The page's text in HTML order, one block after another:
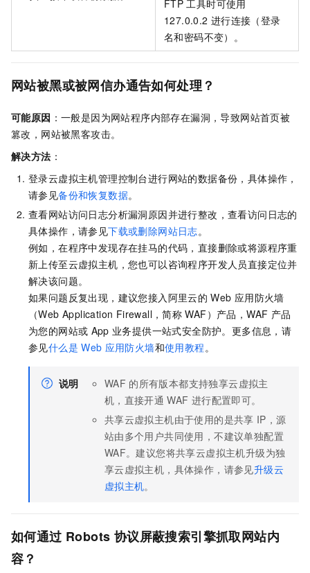
FTP 工具时可使用
127.0.0.2 进行连接（登录
名和密码不变）。
网站被黑或被网信办通告如何处理？
可能原因 ：一般是因为网站程序内部存在漏洞，导致网站首页被
篡改，网站被黑客攻击。
解决方法 ：
登录云虚拟主机管理控制台进行网站的数据备份，具体操作，
请参见备份和恢复数据。
查看网站访问日志分析漏洞原因并进行整改，查看访问日志的
具体操作，请参见下载或删除网站日志。
例如，在程序中发现存在挂马的代码，直接删除或将源程序重
新上传至云虚拟主机，您也可以咨询程序开发人员直接定位并
解决该问题。
如果问题反复出现，建议您接入阿里云的 Web 应用防火墙
（Web Application Firewall，简称 WAF）产品，WAF 产品
为您的网站或 App 业务提供一站式安全防护。更多信息，请
参见什么是 Web 应用防火墙和使用教程。
说明 WAF 的所有版本都支持独享云虚拟主
机，直接开通 WAF 进行配置即可。
共享云虚拟主机由于使用的是共享 IP，源
站由多个用户共同使用，不建议单独配置
WAF。建议您将共享云虚拟主机升级为独
享云虚拟主机，具体操作，请参见升级云
虚拟主机。
如何通过 Robots 协议屏蔽搜索引擎抓取网站内
容？